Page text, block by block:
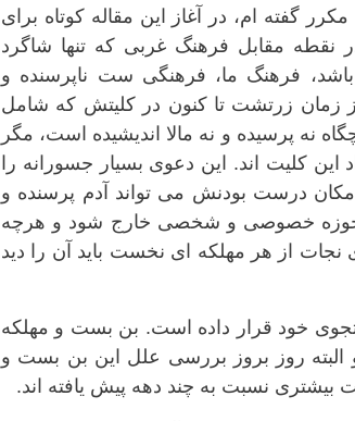
گفته ام، در آغاز این مقاله کوتاه برای
نقطه مقابل فرهنگ غربی که تنها شاگرد
باشد، فرهنگ ما، فرهنگی ست ناپرسنده و
زمان زرتشت تا کنون در کلیتش که شامل
نه پرسیده و نه مالا اندیشیده است، مگر
این کلیت اند. این دعوی بسیار جسورانه را
درست بودنش می تواند آدم پرسنده و
از حوزه خصوصی و شخصی خارج شود و هرچه
نجات از هر مهلکه ای نخست باید آن را دید
خود قرار داده است. بن بست و مهلکه
روز بروز بررسی علل این بن بست و
نسبت به چند دهه پیش یافته اند.